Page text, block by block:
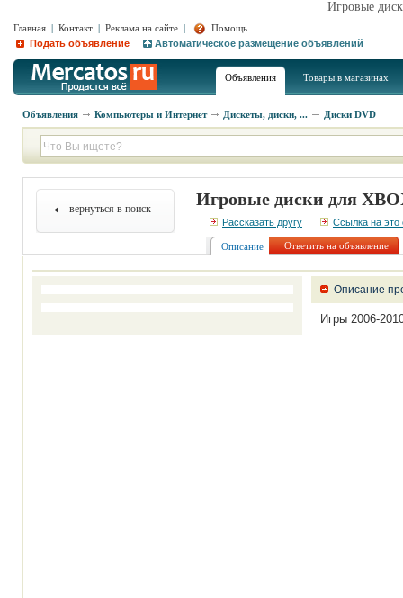
Игровые
Главная | Контакт | Реклама на сайте |
Помощь
Подать объявление
Автоматическое размещение объявлений
Объявления Товары в магазинах
Объявления Компьютеры и Интернет Дискеты, диски, ... Диски DVD
вернуться в поиск Игровые диски для
Рассказать другу Ссылка на это
Описание Ответить на объявление
Описание
Игры 2006-